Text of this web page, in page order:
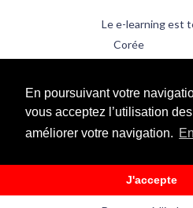
En poursuivant votre
vous acceptez l’utilisation
améliorer votre navigation.
J'accepte
Le e-learning est
Corée
Les Guerriers
Éléphants
de porc